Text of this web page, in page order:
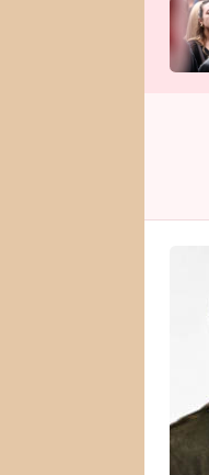
HOROSKOP NA